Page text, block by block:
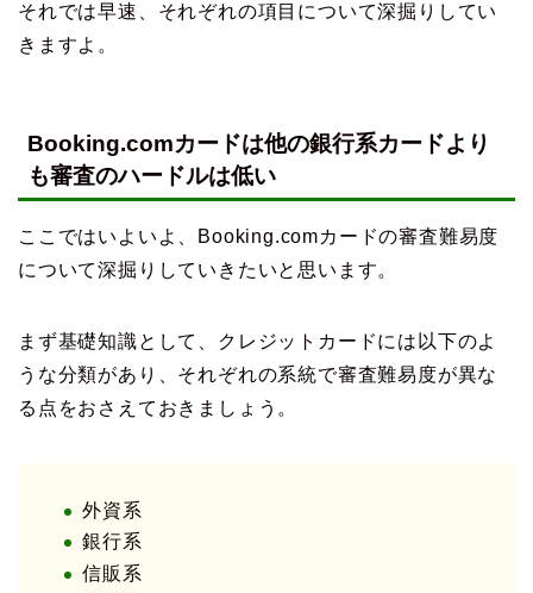
それでは早速、それぞれの項目について深掘りしてい
きますよ。
Booking.comカードは他の銀行系カードより
も審査のハードルは低い
ここではいよいよ、Booking.comカードの審査難易度
について深掘りしていきたいと思います。
まず基礎知識として、クレジットカードには以下のよ
うな分類があり、それぞれの系統で審査難易度が異な
る点をおさえておきましょう。
外資系
銀行系
信販系